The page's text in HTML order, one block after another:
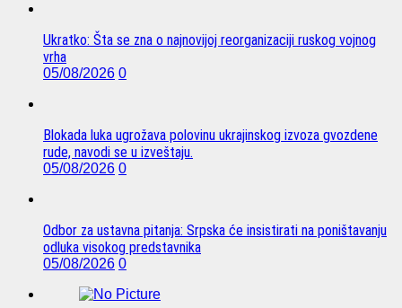
Ukratko: Šta se zna o najnovijoj reorganizaciji ruskog vojnog
vrha
05/08/2026 0
Blokada luka ugrožava polovinu ukrajinskog izvoza gvozdene
rude, navodi se u izveštaju.
05/08/2026 0
Odbor za ustavna pitanja: Srpska će insistirati na poništavanju
odluka visokog predstavnika
05/08/2026 0